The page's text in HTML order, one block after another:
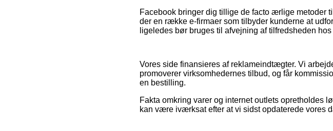
Facebook bringer dig tillige de facto ærlige metoder
der en række e-firmaer som tilbyder kunderne at
ligeledes bør bruges til afvejning af tilfredsheden
Vores side finansieres af reklameindtægter. Vi
promoverer virksomhedernes tilbud, og får
en bestilling.
Fakta omkring varer og internet outlets opretholdes
kan være iværksat efter at vi sidst opdaterede vores